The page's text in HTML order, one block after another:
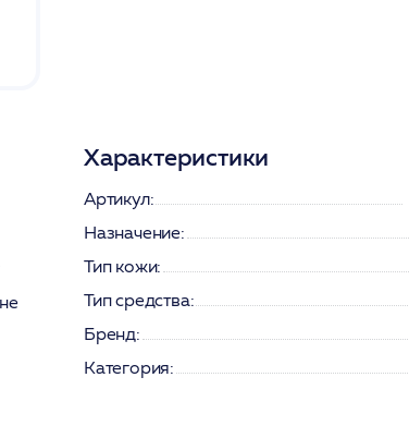
Характеристики
Артикул:
Назначение:
Тип кожи:
Тип средства:
Бренд:
Категория: